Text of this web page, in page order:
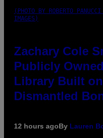
(PHOTO BY ROBERTO
IMAGES)
Zachary Cole
Publicly
Library Built
Dismantled
12 hours agoBy Lauren